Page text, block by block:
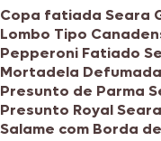
Copa fatiada Seara
Lombo Tipo
Pepperoni Fatiado
Mortadela
Presunto de Parma
Presunto Royal
Salame com Borda